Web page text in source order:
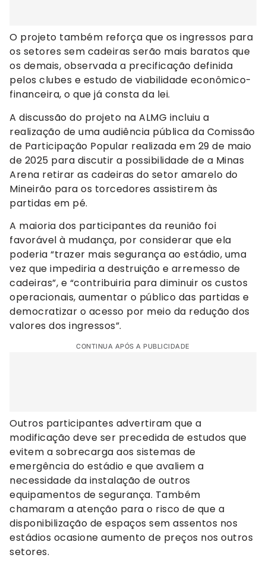
O projeto também reforça que os ingressos para
os setores sem cadeiras serão mais baratos que
os demais, observada a precificação definida
pelos clubes e estudo de viabilidade econômico-
financeira, o que já consta da lei.
A discussão do projeto na ALMG incluiu a
realização de uma audiência pública da Comissão
de Participação Popular realizada em 29 de maio
de 2025 para discutir a possibilidade de a Minas
Arena retirar as cadeiras do setor amarelo do
Mineirão para os torcedores assistirem às
partidas em pé.
A maioria dos participantes da reunião foi
favorável à mudança, por considerar que ela
poderia “trazer mais segurança ao estádio, uma
vez que impediria a destruição e arremesso de
cadeiras”, e “contribuiria para diminuir os custos
operacionais, aumentar o público das partidas e
democratizar o acesso por meio da redução dos
valores dos ingressos”.
CONTINUA APÓS A PUBLICIDADE
Outros participantes advertiram que a
modificação deve ser precedida de estudos que
evitem a sobrecarga aos sistemas de
emergência do estádio e que avaliem a
necessidade da instalação de outros
equipamentos de segurança. Também
chamaram a atenção para o risco de que a
disponibilização de espaços sem assentos nos
estádios ocasione aumento de preços nos outros
setores.